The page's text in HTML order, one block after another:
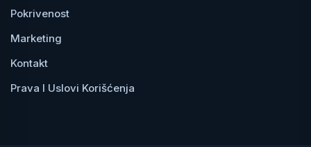
Pokrivenost
Marketing
Kontakt
Prava I Uslovi Korišćenja